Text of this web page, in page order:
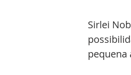
Sirlei
pequena